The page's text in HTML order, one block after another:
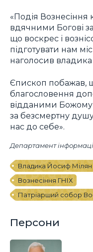
«Подія Вознесіння
вдячними Богові
що воскрес і
підготувати нам
наголосив
Єпископ побажав,
благословення
відданими Божому
за безсмертну
нас до себе».
Департамент
Владика Йосиф Мілян
Вознесіння ГНІХ
Патріарший собор
Персони